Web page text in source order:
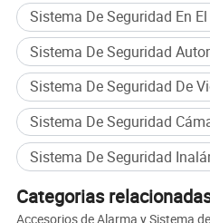
Nombre de la empresa
Qingdao Wise Security
proporciona a los clientes una
Sistema De Seguridad En
Sistema De Seguridad
Sistema De Seguridad De
Sistema De Seguridad
Sistema De Seguridad
Categorias
Accesorios de Alarma y Sistema